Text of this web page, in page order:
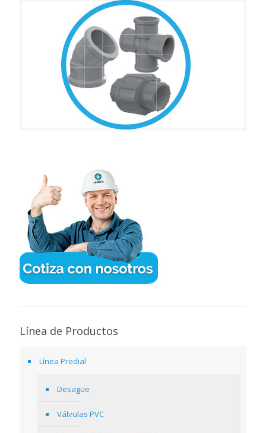
Línea de Productos
Línea Predial
Desagüe
Válvulas PVC